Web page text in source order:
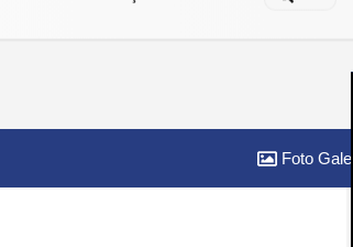
Foto Galeri